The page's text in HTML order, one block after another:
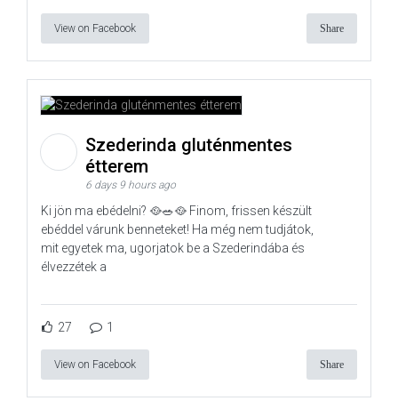
View on Facebook Share
Szederinda gluténmentes
étterem
6 days 9 hours ago
Ki jön ma ebédelni? 🥘🥗🥘 Finom, frissen készült
ebéddel várunk benneteket! Ha még nem tudjátok,
mit egyetek ma, ugorjatok be a Szederindába és
élvezzétek a
27 1
View on Facebook Share